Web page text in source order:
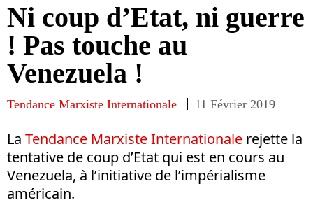
Ni coup d’Etat, ni guerre
! Pas touche au
Venezuela !
Tendance Marxiste Internationale 11 Février 2019
La Tendance Marxiste Internationale rejette la
tentative de coup d’Etat qui est en cours au
Venezuela, à l’initiative de l’impérialisme
américain.